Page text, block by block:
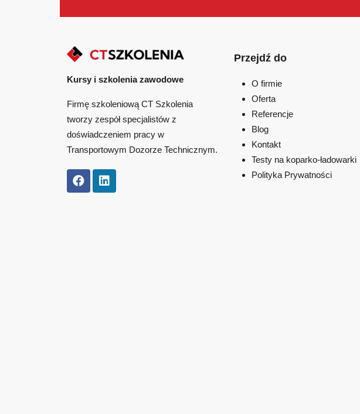
Kursy i szkolenia zawodowe
Firmę szkoleniową CT Szkolenia
tworzy zespół specjalistów z
doświadczeniem pracy w
Transportowym Dozorze Technicznym.
Przejdź do
O firmie
Oferta
Referencje
Blog
Kontakt
Testy na koparko-ładowarki
Polityka Prywatności